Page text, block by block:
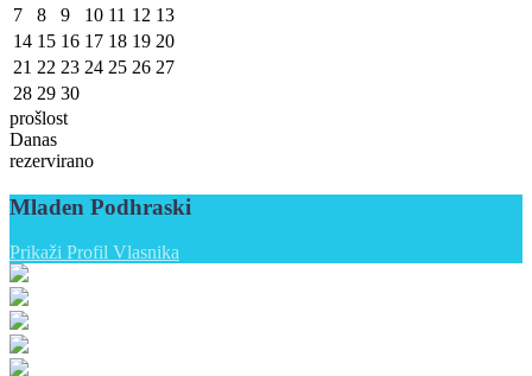
7
8 9 10 11 12 13
14 15 16 17 18 19 20
21 22 23 24 25 26 27
28 29 30
prošlost
Danas
rezervirano
Mladen Podhraski
Prikaži Profil Vlasnika